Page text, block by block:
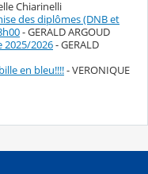
Chiarinelli
des diplômes (DNB et
- GERALD ARGOUD
2025/2026- GERALD
en bleu!!!!- VERONIQUE